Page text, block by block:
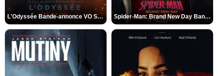
L'Odyssée Bande-annonce VO STFR Spider-Man: Brand New Day Bande-annonce VO STFR